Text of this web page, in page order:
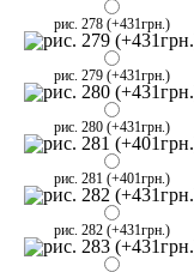
рис. 278 (+431грн.)
рис. 279 (+431грн.)
рис. 280 (+431грн.)
рис. 281 (+401грн.)
рис. 282 (+431грн.)